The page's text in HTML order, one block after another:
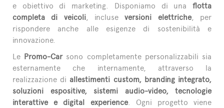
e obiettivo di marketing. Disponiamo di una flotta
completa di veicoli, incluseversioni elettriche, per
rispondere anche alle esigenze di sostenibilità e
innovazione.
Le Promo-Carsono completamente personalizzabili sia
esternamente che internamente, attraverso la
realizzazione di allestimenti custom, branding integrato,
soluzioni espositive, sistemi audio-video, tecnologie
interattive e digital experience. Ogni progetto viene